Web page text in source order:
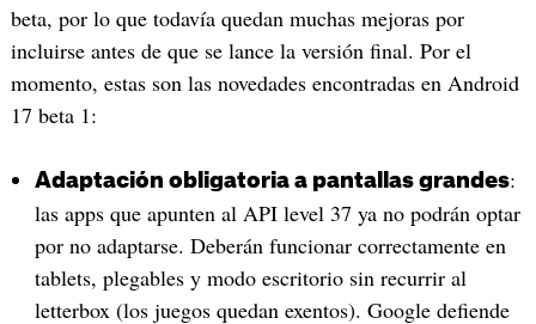
beta, por lo que todavía quedan muchas mejoras por
incluirse antes de que se lance la versión final. Por el
momento, estas son las novedades encontradas en Android
17 beta 1:
Adaptación obligatoria a pantallas grandes:
las apps que apunten al API level 37 ya no podrán optar
por no adaptarse. Deberán funcionar correctamente en
tablets, plegables y modo escritorio sin recurrir al
letterbox (los juegos quedan exentos). Google defiende